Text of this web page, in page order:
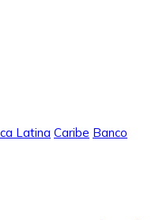
Latina Caribe Banco